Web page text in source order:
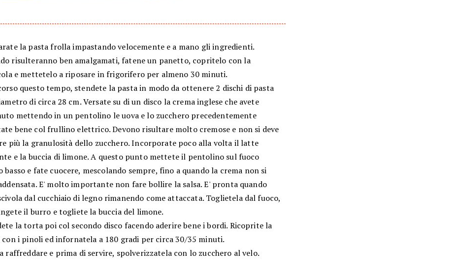
la pasta frolla impastando velocemente e a mano gli ingredienti.
risulteranno ben amalgamati, fatene un panetto, copritelo con la
e mettetelo a riposare in frigorifero per almeno 30 minuti.
questo tempo, stendete la pasta in modo da ottenere 2 dischi di pasta
di circa 28 cm. Versate su di un disco la crema inglese che avete
mettendo in un pentolino le uova e lo zucchero precedentemente
bene col frullino elettrico. Devono risultare molto cremose e non si deve
più la granulosità dello zucchero. Incorporate poco alla volta il latte
e la buccia di limone. A questo punto mettete il pentolino sul fuoco
basso e fate cuocere, mescolando sempre, fino a quando la crema non si
E' molto importante non fare bollire la salsa. E' pronta quando
dal cucchiaio di legno rimanendo come attaccata. Toglietela dal fuoco,
il burro e togliete la buccia del limone.
la torta poi col secondo disco facendo aderire bene i bordi. Ricoprite la
i pinoli ed infornatela a 180 gradi per circa 30/35 minuti.
raffreddare e prima di servire, spolverizzatela con lo zucchero al velo.